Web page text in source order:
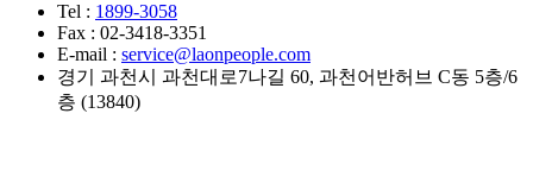
Tel : 1899-3058
Fax : 02-3418-3351
E-mail : service@laonpeople.com
경기 과천시 과천대로7나길 60, 과천어반허브 C동 5층/6
층 (13840)